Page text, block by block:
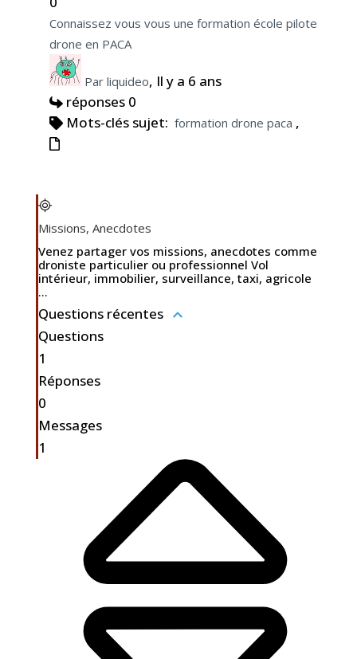
Connaissez vous vous une formation école pilote
drone en PACA
Par liquideo, Il y a 6 ans
réponses 0
Mots-clés sujet: formation drone paca ,
Missions, Anecdotes
Venez partager vos missions, anecdotes comme
droniste particulier ou professionnel Vol
intérieur, immobilier, surveillance, taxi, agricole
...
Questions récentes
Questions
1
Réponses
0
Messages
1